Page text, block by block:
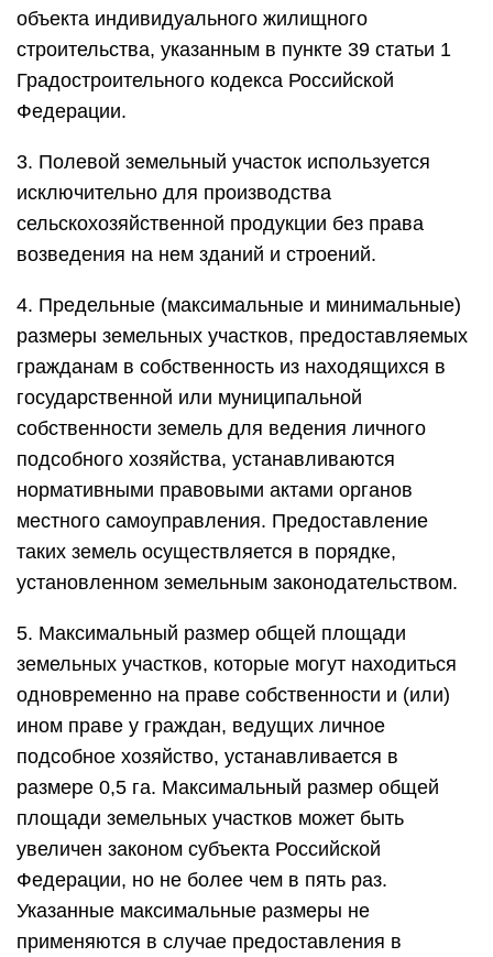
объекта индивидуального жилищного
строительства, указанным в пункте 39 статьи 1
Градостроительного кодекса Российской
Федерации.
3. Полевой земельный участок используется
исключительно для производства
сельскохозяйственной продукции без права
возведения на нем зданий и строений.
4. Предельные (максимальные и минимальные)
размеры земельных участков, предоставляемых
гражданам в собственность из находящихся в
государственной или муниципальной
собственности земель для ведения личного
подсобного хозяйства, устанавливаются
нормативными правовыми актами органов
местного самоуправления. Предоставление
таких земель осуществляется в порядке,
установленном земельным законодательством.
5. Максимальный размер общей площади
земельных участков, которые могут находиться
одновременно на праве собственности и (или)
ином праве у граждан, ведущих личное
подсобное хозяйство, устанавливается в
размере 0,5 га. Максимальный размер общей
площади земельных участков может быть
увеличен законом субъекта Российской
Федерации, но не более чем в пять раз.
Указанные максимальные размеры не
применяются в случае предоставления в